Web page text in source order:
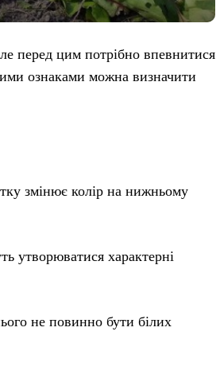
перед цим потрібно впевнитися
ознаками можна визначити
змінює колір на нижньому
утворюватися характерні
не повинно бути білих